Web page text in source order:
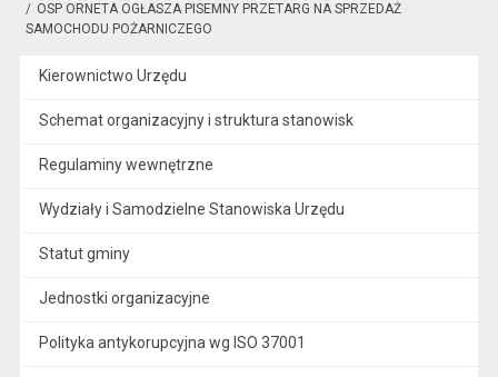
OSP ORNETA OGŁASZA PISEMNY PRZETARG NA SPRZEDAŻ
SAMOCHODU POŻARNICZEGO
Kierownictwo Urzędu
Schemat organizacyjny i struktura stanowisk
Regulaminy wewnętrzne
Wydziały i Samodzielne Stanowiska Urzędu
Statut gminy
Jednostki organizacyjne
Polityka antykorupcyjna wg ISO 37001